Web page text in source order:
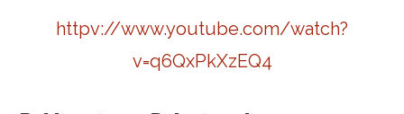
httpv://www.youtube.com/watch?
v=q6QxPkXzEQ4